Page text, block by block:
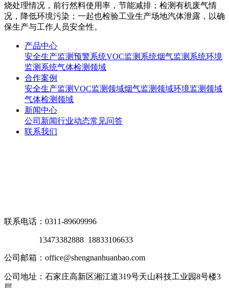
烧处理情况，前行然料使用率，节能减排；检测有机废气情
况，降低环境污染；一起也检验工业生产场地汽体泄露，以确
保生产与工作人员安全性。
产品中心
安全生产监测预警系统VOC监测系统烟气监测系统环境
监测系统气体检测领域
合作案例
安全生产监测VOC监测领域烟气监测领域环境监测领域
气体检测领域
新闻中心
公司新闻行业动态常见问答
联系我们
联系电话：0311-89609996
13473382888 18833106633
公司邮箱：office@shengnanhuanbao.com
公司地址：石家庄高新区湘江道319号天山科技工业园8号楼3